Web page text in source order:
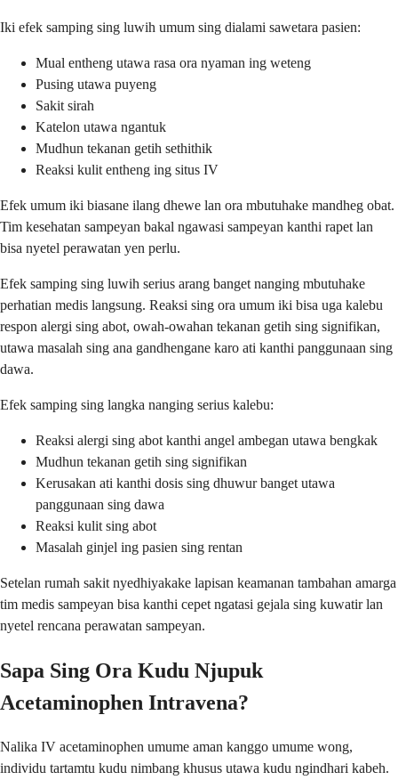
Iki efek samping sing luwih umum sing dialami sawetara pasien:
Mual entheng utawa rasa ora nyaman ing weteng
Pusing utawa puyeng
Sakit sirah
Katelon utawa ngantuk
Mudhun tekanan getih sethithik
Reaksi kulit entheng ing situs IV
Efek umum iki biasane ilang dhewe lan ora mbutuhake mandheg obat.
Tim kesehatan sampeyan bakal ngawasi sampeyan kanthi rapet lan
bisa nyetel perawatan yen perlu.
Efek samping sing luwih serius arang banget nanging mbutuhake
perhatian medis langsung. Reaksi sing ora umum iki bisa uga kalebu
respon alergi sing abot, owah-owahan tekanan getih sing signifikan,
utawa masalah sing ana gandhengane karo ati kanthi panggunaan sing
dawa.
Efek samping sing langka nanging serius kalebu:
Reaksi alergi sing abot kanthi angel ambegan utawa bengkak
Mudhun tekanan getih sing signifikan
Kerusakan ati kanthi dosis sing dhuwur banget utawa
panggunaan sing dawa
Reaksi kulit sing abot
Masalah ginjel ing pasien sing rentan
Setelan rumah sakit nyedhiyakake lapisan keamanan tambahan amarga
tim medis sampeyan bisa kanthi cepet ngatasi gejala sing kuwatir lan
nyetel rencana perawatan sampeyan.
Sapa Sing Ora Kudu Njupuk
Acetaminophen Intravena?
Nalika IV acetaminophen umume aman kanggo umume wong,
individu tartamtu kudu nimbang khusus utawa kudu ngindhari kabeh.